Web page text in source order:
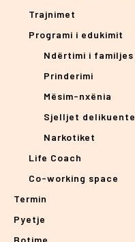
Trajnimet
Programi i edukimit
Ndërtimi i familjes
Prinderimi
Mësim-nxënia
Sjelljet delikuente
Narkotiket
Life Coach
Co-working space
Termin
Pyetje
Botime